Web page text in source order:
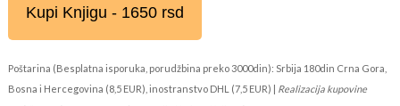
Kupi Knjigu - 1650 rsd
Poštarina (Besplatna isporuka, porudžbina preko 3000din): Srbija 180din Crna Gora,
Bosna i Hercegovina (8,5 EUR), inostranstvo DHL (7,5 EUR) | Realizacija kupovine